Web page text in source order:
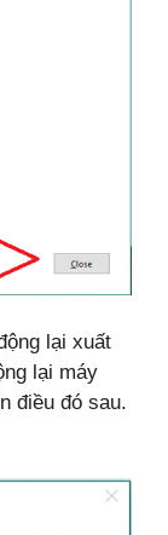
lại xuất
lại máy
điều đó sau.